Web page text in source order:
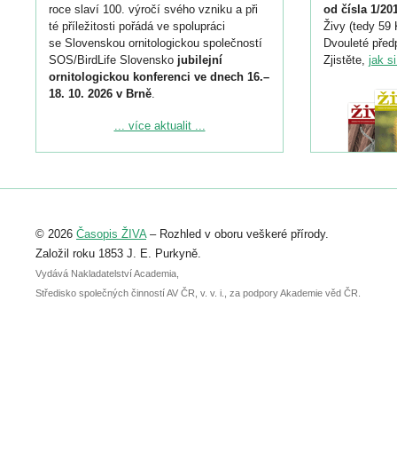
roce slaví 100. výročí svého vzniku a při
té příležitosti pořádá ve spolupráci
se Slovenskou ornitologickou společností
SOS/BirdLife Slovensko jubilejní
ornitologickou konferenci ve dnech 16.–
18. 10. 2026 v Brně.
Podrobnější informace ke konferenci
Registrovat se můžete do 6. září.
abstraktu přihlášené přednášky nebo
posteru je už 30. června.
... více aktualit ...
od čísla 1/
Živy (tedy 59
Dvouleté
Zjistěte, jak
© 2026 Časopis ŽIVA– Rozhled v oboru veškeré přírody.
Založil roku 1853 J. E. Purkyně.
Vydává Nakladatelství Academia,
Středisko společných činností AV ČR, v. v. i., za podpory Akademie věd ČR.